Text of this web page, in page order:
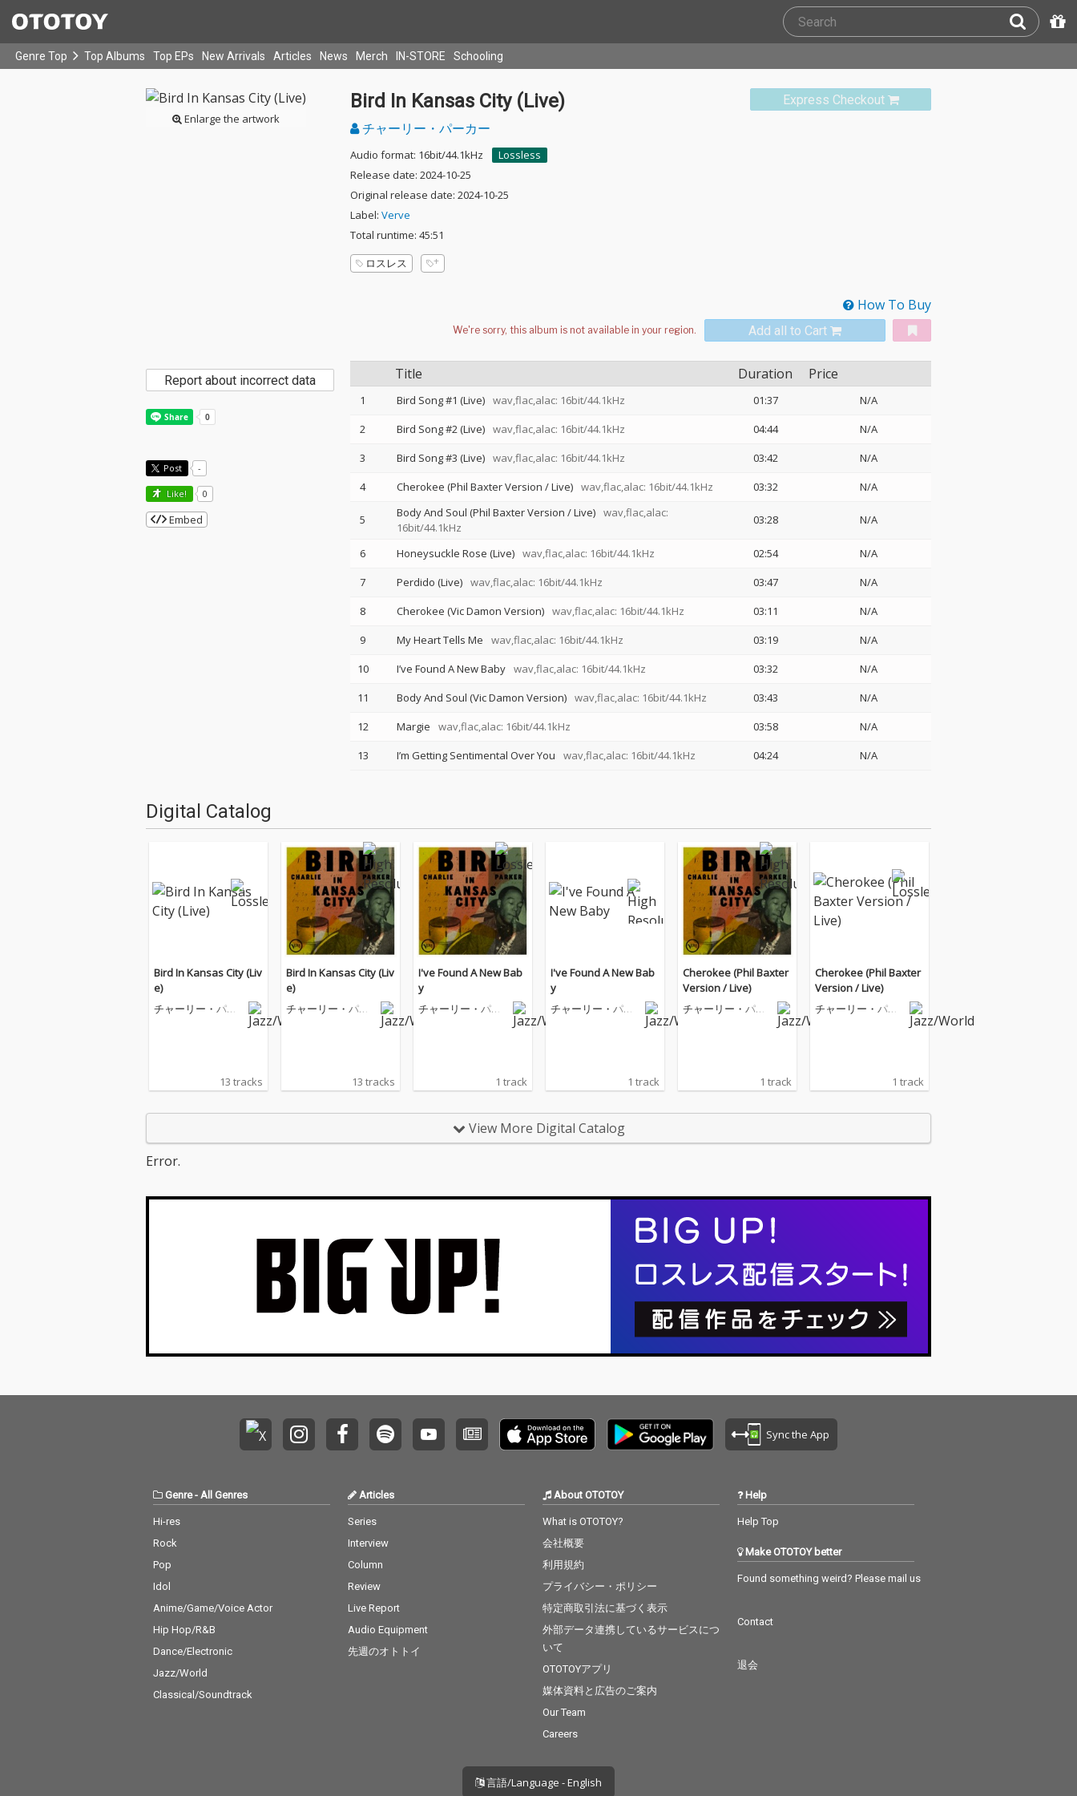
Genre Top Top Albums Top EPs New Arrivals Articles News Merch IN-STORE Schooling
Enlarge the artwork
Express Checkout
Bird In Kansas City (Live)
チャーリー・パーカー
Audio format: 16bit/44.1kHz
Lossless
Release date: 2024-10-25
Original release date: 2024-10-25
Label: Verve
Total runtime: 45:51
ロスレス
How To Buy
Add all to Cart
Title Duration Price
1 Bird Song #1 (Live) wav,flac,alac: 16bit/44.1kHz 01:37
N/A
2
Bird Song #2 (Live) wav,flac,alac: 16bit/44.1kHz 04:44
N/A
3
Bird Song #3 (Live) wav,flac,alac: 16bit/44.1kHz 03:42
N/A
4
Cherokee (Phil Baxter Version / Live) wav,flac,alac: 16bit/44.1kHz 03:32 N/A
5 Body And Soul (Phil Baxter Version / Live) wav,flac,alac:
16bit/44.1kHz
03:28 N/A
6 Honeysuckle Rose (Live) wav,flac,alac: 16bit/44.1kHz 02:54
N/A
7
Perdido (Live) wav,flac,alac: 16bit/44.1kHz 03:47
N/A
8
Cherokee (Vic Damon Version) wav,flac,alac: 16bit/44.1kHz 03:11
N/A
9
My Heart Tells Me wav,flac,alac: 16bit/44.1kHz 03:19
N/A
10
I’ve Found A New Baby wav,flac,alac: 16bit/44.1kHz 03:32
N/A
11
Body And Soul (Vic Damon Version) wav,flac,alac: 16bit/44.1kHz 03:43
N/A
12
Margie wav,flac,alac: 16bit/44.1kHz 03:58
N/A
13
I’m Getting Sentimental Over You wav,flac,alac: 16bit/44.1kHz 04:24 N/A
Report about incorrect data
Post -
Like! 0
Embed
Digital Catalog
Bird In Kansas City (Liv
e)
チャーリー・パー
13 tracks
Bird In Kansas City (Liv
e)
チャーリー・パー
13 tracks
I've Found A New Bab
y
チャーリー・パー
1 track
I've Found A New Bab
y
チャーリー・パー
1 track
Cherokee (Phil Baxter
Version / Live)
チャーリー・パー
1 track
Cherokee (Phil Baxter
Version / Live)
チャーリー・パー
1 track
View More Digital Catalog
Error.
Sync the App
Genre- All Genres
Hi-res
Rock
Pop
Idol
Anime/Game/Voice Actor
Hip Hop/R&B
Dance/Electronic
Jazz/World
Classical/Soundtrack
Articles
Series
Interview
Column
Review
Live Report
Audio Equipment
先週のオトトイ
About OTOTOY
What is OTOTOY?
会社概要
利用規約
プライバシー・ポリシー
特定商取引法に基づく表示
外部データ連携しているサービスにつ
いて
OTOTOYアプリ
媒体資料と広告のご案内
Our Team
Careers
Help
Help Top
Make OTOTOY better
Found something weird? Please mail us
Contact
退会
言語/Language - English